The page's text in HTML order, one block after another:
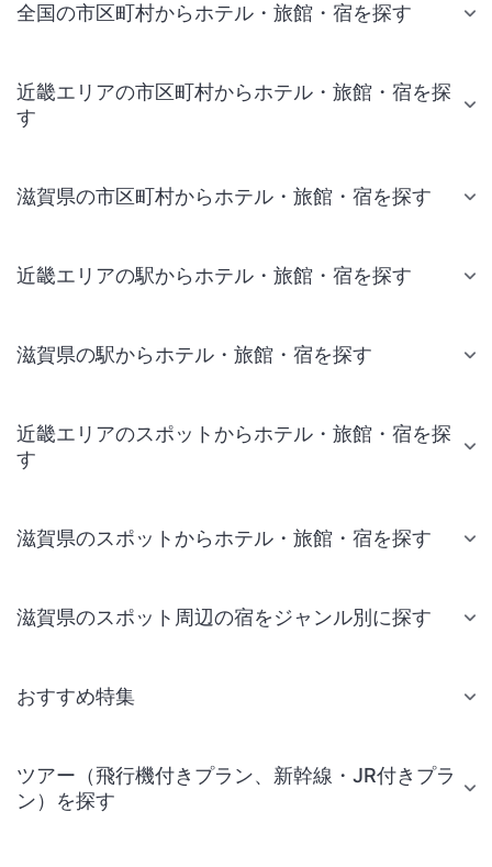
全国の市区町村からホテル・旅館・宿を探す
近畿エリアの市区町村からホテル・旅館・宿を探
す
滋賀県の市区町村からホテル・旅館・宿を探す
近畿エリアの駅からホテル・旅館・宿を探す
滋賀県の駅からホテル・旅館・宿を探す
近畿エリアのスポットからホテル・旅館・宿を探
す
滋賀県のスポットからホテル・旅館・宿を探す
滋賀県のスポット周辺の宿をジャンル別に探す
おすすめ特集
ツアー（飛行機付きプラン、新幹線・JR付きプラ
ン）を探す